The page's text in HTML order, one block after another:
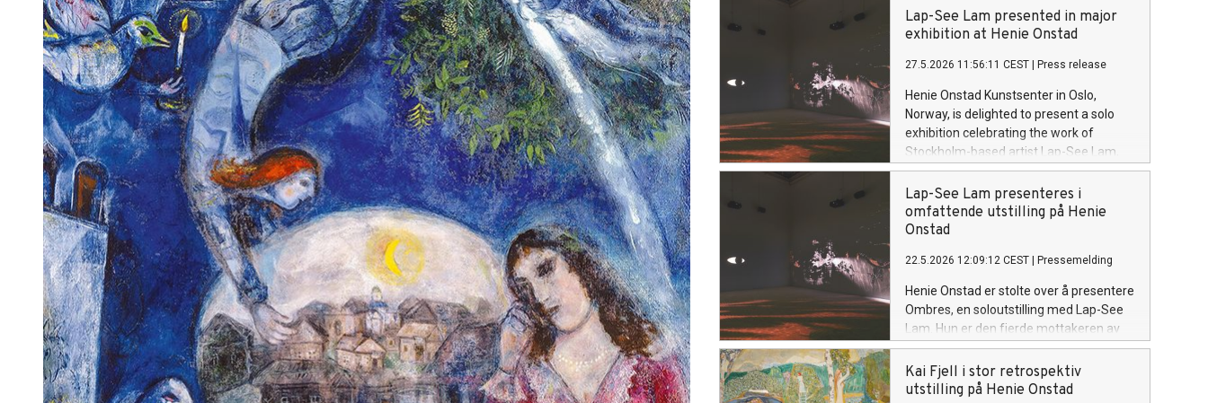
Lap-See Lam presented in major
exhibition at Henie Onstad
27.5.2026 11:56:11 CEST Press release
Henie Onstad Kunstsenter in Oslo,
Norway, is delighted to present a solo
exhibition celebrating the work of
Stockholm-based artist Lap-See Lam,
the fourth recipient of The Lise
Wilhelmsen Art Award. The exhibition
Ombres showcases significant works
from the artist’s career alongside new
her work to date.
Lap-See Lam presenteres i
omfattende utstilling på Henie
Onstad
22.5.2026 12:09:12 CEST Pressemelding
Henie Onstad er stolte over å presentere
Ombres, en soloutstilling med Lap-See
Lam. Hun er den fjerde mottakeren av
Lise Wilhelmsen Art Award, som er en av
verdens mest betydningsfulle
kunstpriser. Ombres åpner 11. juni og er
Kai Fjell i stor retrospektiv
utstilling på Henie Onstad